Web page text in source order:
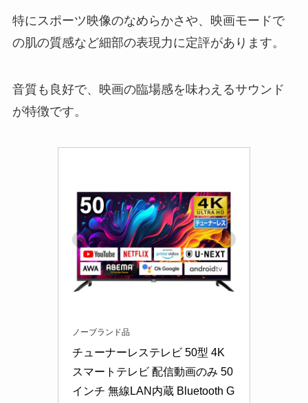
特にスポーツ映像のなめらかさや、映画モードで
の肌の質感など細部の表現力に定評があります。
音質も良好で、映画の臨場感を味わえるサウンド
が特徴です。
ノーブランド品
チューナーレステレビ 50型 4K
スマートテレビ 配信動画のみ 50
インチ 無線LAN内蔵 Bluetooth G